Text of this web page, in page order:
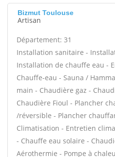
Bizmut Toulouse
Artisan
Département: 31
Installation sanitaire -
Installation de chauffe eau -
Chauffe-eau - Sauna /
main - Chaudière gaz -
Chaudière Fioul - Plancher
/réversible - Plancher
Climatisation - Entretien
- Chauffe eau solaire -
Aérothermie - Pompe à